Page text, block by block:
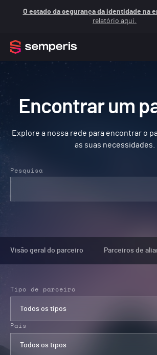
O estado da segurança da identidade na
relatório aqui.
Encontrar um
Explore a nossa rede para encontrar o
as suas necessidades.
Pesquisa
Visão geral do parceiro Parceiros de
Tipo de parceiro
Todos os tipos
País
Todos os tipos